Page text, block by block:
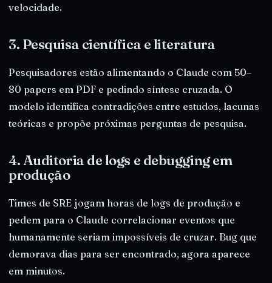
velocidade.
3. Pesquisa científica e literatura
Pesquisadores estão alimentando o Claude com 50–
80 papers em PDF e pedindo síntese cruzada. O
modelo identifica contradições entre estudos, lacunas
teóricas e propõe próximas perguntas de pesquisa.
4. Auditoria de logs e debugging em
produção
Times de SRE jogam horas de logs de produção e
pedem para o Claude correlacionar eventos que
humanamente seriam impossíveis de cruzar. Bug que
demorava dias para ser encontrado, agora aparece
em minutos.